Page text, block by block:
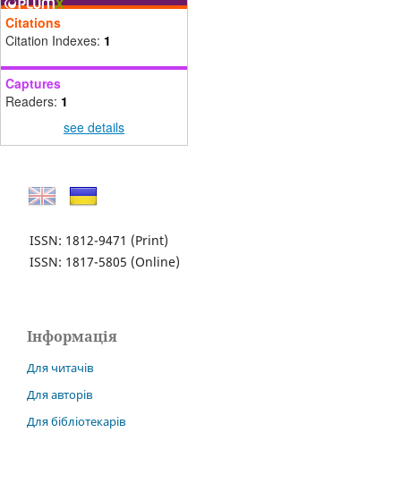
Citations
Citation Indexes: 1
Captures
Readers: 1
see details
ISSN: 1812-9471 (Print)
ISSN: 1817-5805 (Online)
Інформація
Для читачів
Для авторів
Для бібліотекарів